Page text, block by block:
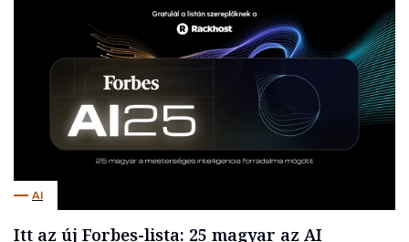
AI
Itt az új Forbes-lista: 25 magyar az AI